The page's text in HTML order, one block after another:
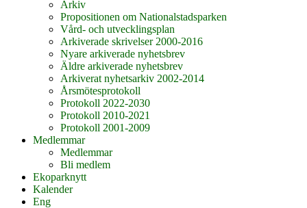
Arkiv
Propositionen om Nationalstadsparken
Vård- och utvecklingsplan
Arkiverade skrivelser 2000-2016
Nyare arkiverade nyhetsbrev
Äldre arkiverade nyhetsbrev
Arkiverat nyhetsarkiv 2002-2014
Årsmötesprotokoll
Protokoll 2022-2030
Protokoll 2010-2021
Protokoll 2001-2009
Medlemmar
Medlemmar
Bli medlem
Ekoparknytt
Kalender
Eng